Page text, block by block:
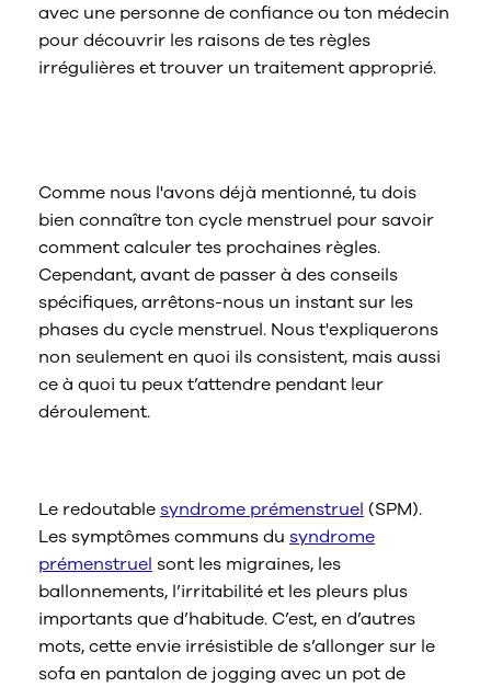
avec une personne de confiance ou ton médecin
pour découvrir les raisons de tes règles
irrégulières et trouver un traitement approprié.
Comme nous l'avons déjà mentionné, tu dois
bien connaître ton cycle menstruel pour savoir
comment calculer tes prochaines règles.
Cependant, avant de passer à des conseils
spécifiques, arrêtons-nous un instant sur les
phases du cycle menstruel. Nous t'expliquerons
non seulement en quoi ils consistent, mais aussi
ce à quoi tu peux t’attendre pendant leur
déroulement.
Le redoutable syndrome prémenstruel (SPM).
Les symptômes communs du syndrome
prémenstruel sont les migraines, les
ballonnements, l’irritabilité et les pleurs plus
importants que d’habitude. C’est, en d’autres
mots, cette envie irrésistible de s’allonger sur le
sofa en pantalon de jogging avec un pot de